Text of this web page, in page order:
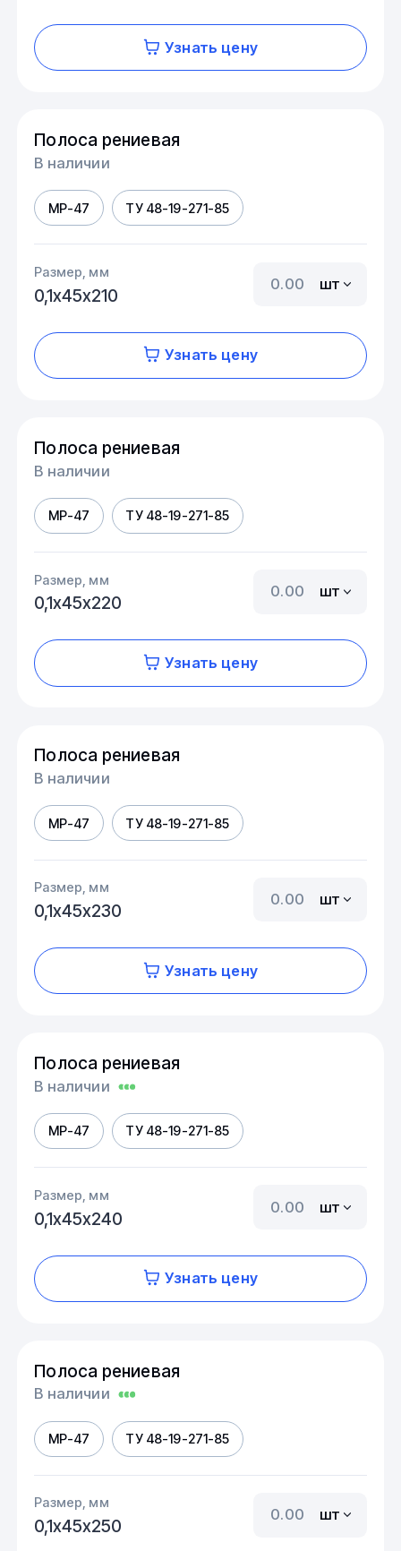
Узнать цену
Полоса рениевая
В наличии
МР-47 ТУ 48-19-271-85
Размер, мм
0,1х45х210
шт
Узнать цену
Полоса рениевая
В наличии
МР-47 ТУ 48-19-271-85
Размер, мм
0,1х45х220
шт
Узнать цену
Полоса рениевая
В наличии
МР-47 ТУ 48-19-271-85
Размер, мм
0,1х45х230
шт
Узнать цену
Полоса рениевая
В наличии
МР-47 ТУ 48-19-271-85
Размер, мм
0,1х45х240
шт
Узнать цену
Полоса рениевая
В наличии
МР-47 ТУ 48-19-271-85
Размер, мм
0,1х45х250
шт